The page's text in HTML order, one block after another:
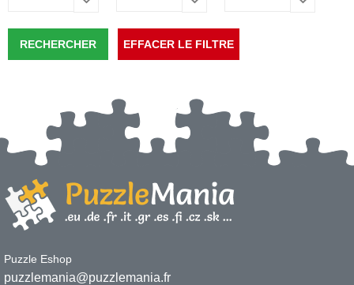
Puzzle Eshop
puzzlemania@puzzlemania.fr